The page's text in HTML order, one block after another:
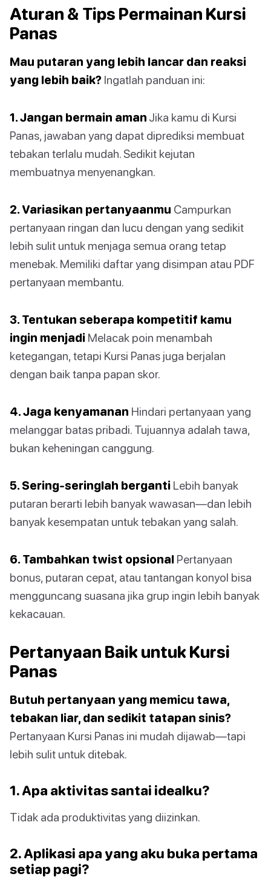
Aturan & Tips Permainan Kursi
Panas
Mau putaran yang lebih lancar dan reaksi
yang lebih baik? Ingatlah panduan ini:
1. Jangan bermain aman Jika kamu di Kursi
Panas, jawaban yang dapat diprediksi membuat
tebakan terlalu mudah. Sedikit kejutan
membuatnya menyenangkan.
2. Variasikan pertanyaanmu Campurkan
pertanyaan ringan dan lucu dengan yang sedikit
lebih sulit untuk menjaga semua orang tetap
menebak. Memiliki daftar yang disimpan atau PDF
pertanyaan membantu.
3. Tentukan seberapa kompetitif kamu
ingin menjadi Melacak poin menambah
ketegangan, tetapi Kursi Panas juga berjalan
dengan baik tanpa papan skor.
4. Jaga kenyamanan Hindari pertanyaan yang
melanggar batas pribadi. Tujuannya adalah tawa,
bukan keheningan canggung.
5. Sering-seringlah berganti Lebih banyak
putaran berarti lebih banyak wawasan—dan lebih
banyak kesempatan untuk tebakan yang salah.
6. Tambahkan twist opsional Pertanyaan
bonus, putaran cepat, atau tantangan konyol bisa
mengguncang suasana jika grup ingin lebih banyak
kekacauan.
Pertanyaan Baik untuk Kursi
Panas
Butuh pertanyaan yang memicu tawa,
tebakan liar, dan sedikit tatapan sinis?
Pertanyaan Kursi Panas ini mudah dijawab—tapi
lebih sulit untuk ditebak.
1. Apa aktivitas santai idealku?
Tidak ada produktivitas yang diizinkan.
2. Aplikasi apa yang aku buka pertama
setiap pagi?